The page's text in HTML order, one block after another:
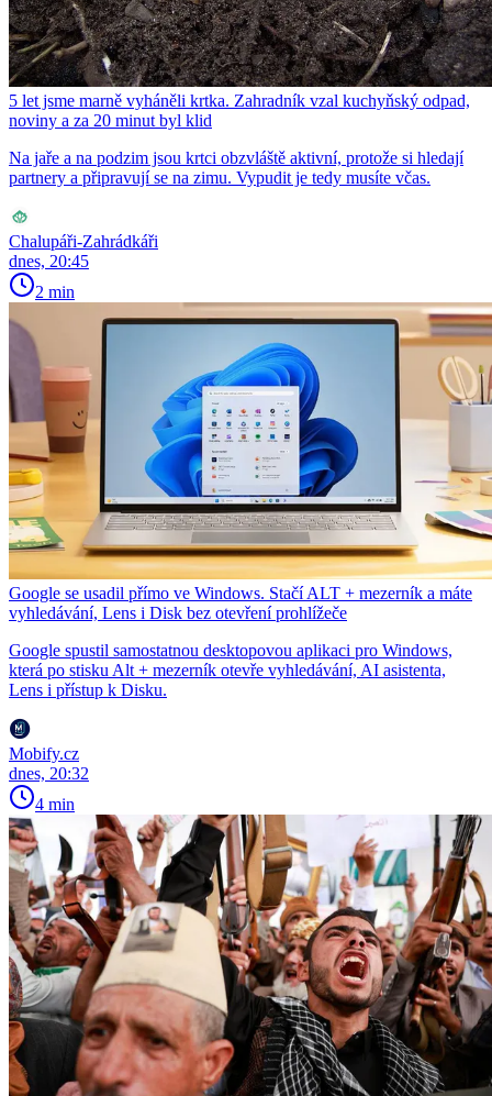
5 let jsme marně vyháněli krtka. Zahradník vzal kuchyňský odpad,
noviny a za 20 minut byl klid
Na jaře a na podzim jsou krtci obzvláště aktivní, protože si hledají
partnery a připravují se na zimu. Vypudit je tedy musíte včas.
Chalupáři-Zahrádkáři
dnes, 20:45
2 min
Google se usadil přímo ve Windows. Stačí ALT + mezerník a máte
vyhledávání, Lens i Disk bez otevření prohlížeče
Google spustil samostatnou desktopovou aplikaci pro Windows,
která po stisku Alt + mezerník otevře vyhledávání, AI asistenta,
Lens i přístup k Disku.
Mobify.cz
dnes, 20:32
4 min